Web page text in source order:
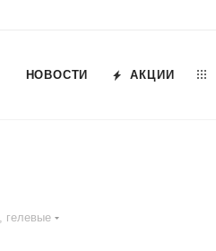
НОВОСТИ АКЦИИ
гелевые